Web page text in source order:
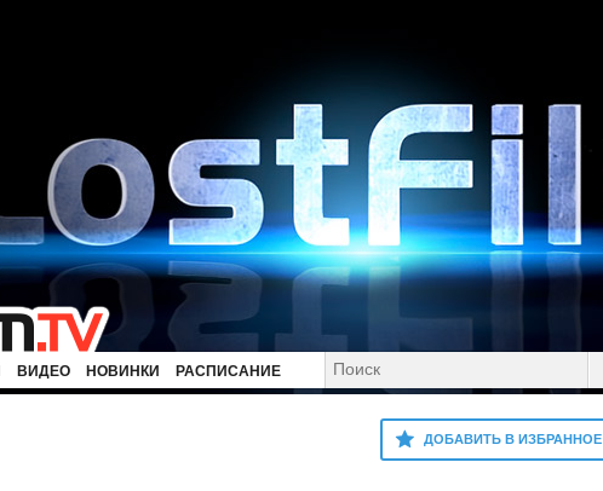
ВИДЕО НОВИНКИ РАСПИСАНИЕ
ДОБАВИТЬ В ИЗБРАННОЕ